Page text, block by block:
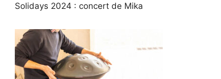
Solidays 2024 : concert de Mika